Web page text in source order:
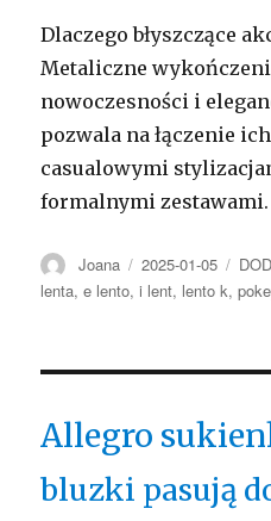
Dlaczego błyszczące
Metaliczne
nowoczesności i
pozwala na łączenie
casualowymi
formalnymi
Autor
Joana Opublikowano
2025-01-05
lenta,e lento,i lent, lento k,
Allegro
bluzki pasują